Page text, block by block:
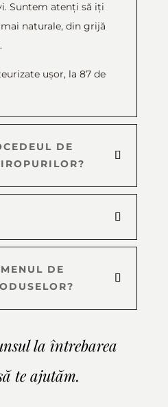
Suntem atenți să iți
naturale, din grijă
ușor, la 87 de
DE
DE
la întrebarea
te ajutăm.